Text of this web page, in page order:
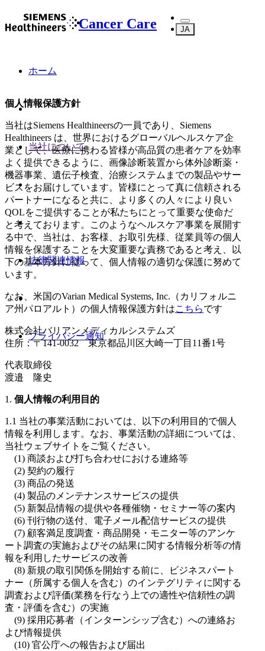
Cancer Care JA
ホーム
当社について
法律関連情報
プライバシー通知
個人情報保護方針
当社はSiemens Healthineersの一員であり、Siemens
Healthineers は、世界におけるグローバルヘルスケア企
業として、医療に携わる皆様が高品質の患者ケアを効率
よく提供できるように、画像診断装置から体外診断薬・
機器事業、遺伝子検査、治療システムまでの製品やサー
ビスをお届けしています。皆様にとって真に信頼される
パートナーになると共に、より多くの人々により良い
QOLをご提供することが私たちにとって重要な使命だ
と考えております。このようなヘルスケア事業を展開す
る中で、当社は、お客様、お取引先様、従業員等の個人
情報を保護することを大変重要な責務であると考え、以
下の基本方針に従って、個人情報の適切な保護に努めて
います。
なお、米国のVarian Medical Systems, Inc.（カリフォルニ
ア州パロアルト）の個人情報保護方針はこちらです
株式会社バリアンメディカルシステムズ
住所：〒141-0032 東京都品川区大崎一丁目11番1号
代表取締役
渡邉 隆史
1. 個人情報の利用目的
1.1 当社の事業活動においては、以下の利用目的で個人
情報を利用します。なお、事業活動の詳細については、
当社ウェブサイトをご覧ください。
(1) 商談および打ち合わせにおける連絡等
(2) 契約の履行
(3) 商品の発送
(4) 製品のメンテナンスサービスの提供
(5) 新製品情報の提供や各種催物・セミナー等の案内
(6) 刊行物の送付、電子メール配信サービスの提供
(7) 顧客満足度調査・商品開発・モニター等のアンケ
ート調査の実施およびその結果に関する情報分析等の情
報を利用したサービスの改善
(8) 新規の取引関係を開始する前に、ビジネスパート
ナー（所属する個人を含む）のインテグリティに関する
調査および評価(業務を行なう上での適性や信頼性の調
査・評価を含む）の実施
(9) 採用応募者（インターンシップ含む）への連絡お
よび情報提供
(10) 官公庁への報告および届出